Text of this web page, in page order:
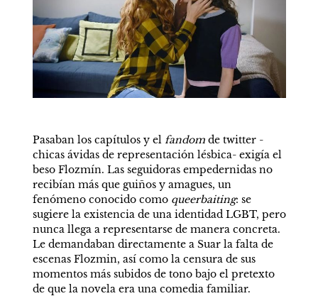
Pasaban los capítulos y el fandom de twitter -
chicas ávidas de representación lésbica- exigía el
beso Flozmín. Las seguidoras empedernidas no
recibían más que guiños y amagues, un
fenómeno conocido como queerbaiting: se
sugiere la existencia de una identidad LGBT, pero
nunca llega a representarse de manera concreta.
Le demandaban directamente a Suar la falta de
escenas Flozmin, así como la censura de sus
momentos más subidos de tono bajo el pretexto
de que la novela era una comedia familiar.